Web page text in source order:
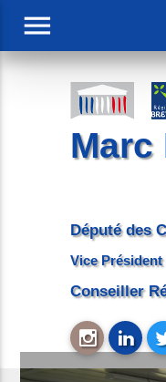
Marc
Député des
Vice
Conseiller
menu